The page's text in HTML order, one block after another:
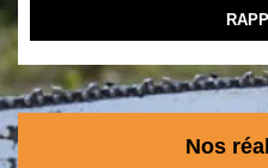
Nos